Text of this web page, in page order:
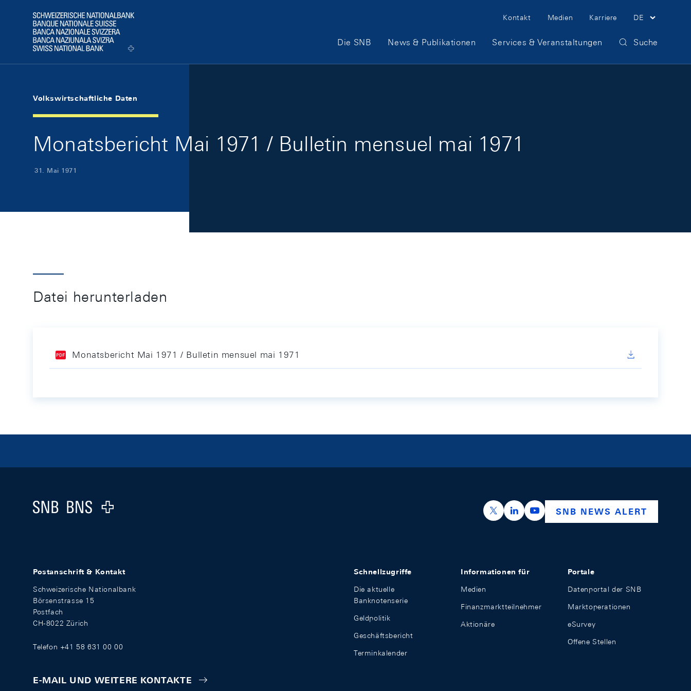
Logo
Meta Navigation
Kontakt Medien Karriere DE
Hauptnavigation
Die SNB News & Publikationen Services & Veranstaltungen Suche
Volkswirtschaftliche Daten
Monatsbericht Mai 1971 / Bulletin mensuel mai 1971
31. Mai 1971
Datei herunterladen
Monatsbericht Mai 1971 / Bulletin mensuel mai 1971
Logo
https://x.com/snb_bns
https://ch.linkedin.com/company/swiss-
https://www.youtube.com/
SNB NEWS ALERT
Postanschrift & Kontakt
Schweizerische Nationalbank
Börsenstrasse 15
Postfach
CH-8022 Zürich
Telefon +41 58 631 00 00
E-MAIL UND WEITERE KONTAKTE
Schnellzugriffe
Die aktuelle
Banknotenserie
Geldpolitik
Geschäftsbericht
Terminkalender
Informationen für
Medien
Finanzmarktteilnehmer
Aktionäre
Portale
Datenportal der SNB
Marktoperationen
eSurvey
Offene Stellen